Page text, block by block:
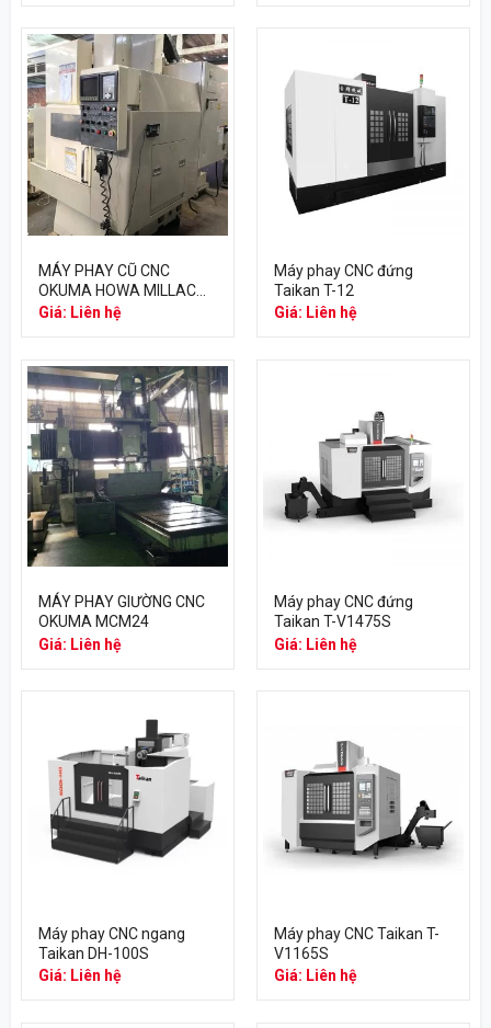
MÁY PHAY CŨ CNC
OKUMA HOWA MILLAC
415V
Giá: Liên hệ
Máy phay CNC đứng
Taikan T-12
Giá: Liên hệ
MÁY PHAY GIƯỜNG CNC
OKUMA MCM24
Giá: Liên hệ
Máy phay CNC đứng
Taikan T-V1475S
Giá: Liên hệ
Máy phay CNC ngang
Taikan DH-100S
Giá: Liên hệ
Máy phay CNC Taikan T-
V1165S
Giá: Liên hệ